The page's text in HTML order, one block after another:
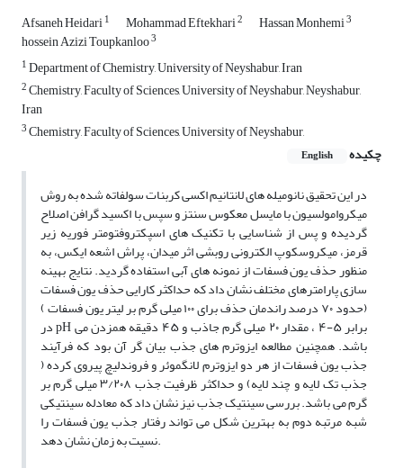
Afsaneh Heidari1 Mohammad Eftekhari2 Hassan Monhemi3
hossein Azizi Toupkanloo3
1Department of Chemistry, University of Neyshabur, Iran
2Chemistry, Faculty of Sciences, University of Neyshabur, Neyshabur,
Iran
3Chemistry, Faculty of Sciences, University of Neyshabur,
چکیده
English
در این تحقیق نانومیله های لانتانیم اکسی کربنات سولفاته شده به روش
میکروامولسیون با مایسل معکوس سنتز و سپس با اکسید گرافن اصلاح
گردیده و پس از شناسایی با تکنیک های اسپکتروفتومتر فوریه زیر
قرمز، میکروسکوپ الکترونی روبشی اثر میدان، پراش اشعه ایکس، به
منظور حذف یون فسفات از نمونه های آبی استفاده گردید. نتایج بهینه
سازی پارامترهای مختلف نشان داد که حداکثر کارایی حذف یون فسفات
(حدود ۷۰ درصد راندمان حذف برای ۱۰۰ میلی گرم بر لیتر یون فسفات )
در pH برابر ۵-۴ ، مقدار ۲۰ میلی گرم جاذب و ۴۵ دقیقه همزدن می
باشد. همچنین مطالعه ایزوترم های جذب بیان گر آن بود که فرآیند
جذب یون فسفات از هر دو ایزوترم لانگموئر و فروندلیچ پیروی کرده (
جذب تک لایه و چند لایه) و حداکثر ظرفیت جذب ۳/۲۰۸ میلی گرم بر
گرم می باشد. بررسی سینتیک جذب نیز نشان داد که معادله سینتیکی
شبه مرتبه دوم به بهترین شکل می تواند رفتار جذب یون فسفات را
نسیت به زمان نشان دهد.